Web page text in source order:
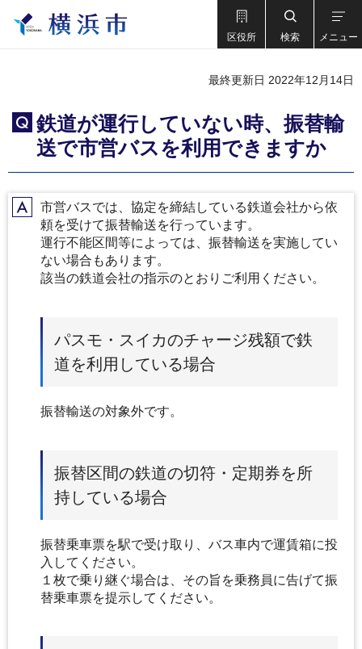
区役所 検索 メニュー
最終更新日 2022年12月14日
Q
鉄道が運行していない時、振替輸
送で市営バスを利用できますか
A市営バスでは、協定を締結している鉄道会社から依
頼を受けて振替輸送を行っています。
運行不能区間等によっては、振替輸送を実施してい
ない場合もあります。
該当の鉄道会社の指示のとおりご利用ください。
パスモ・スイカのチャージ残額で鉄
道を利用している場合
振替輸送の対象外です。
振替区間の鉄道の切符・定期券を所
持している場合
振替乗車票を駅で受け取り、バス車内で運賃箱に投
入してください。
１枚で乗り継ぐ場合は、その旨を乗務員に告げて振
替乗車票を提示してください。